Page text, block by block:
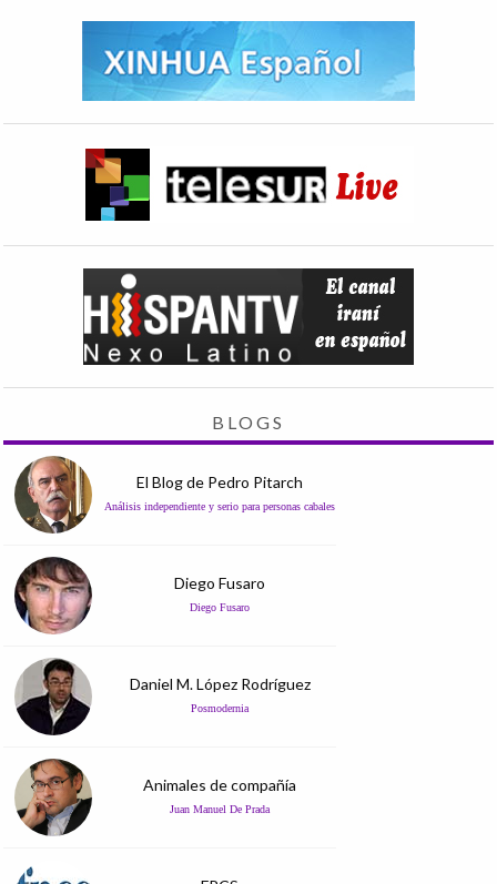
BLOGS
El Blog de Pedro Pitarch
Análisis independiente y serio para personas cabales
Diego Fusaro
Diego Fusaro
Daniel M. López Rodríguez
Posmodernia
Animales de compañía
Juan Manuel De Prada